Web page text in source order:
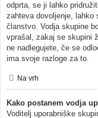
odprta, se ji lahko
zahteva dovoljenje, lahko
članstvo. Vodja skupine
vprašal, zakaj se skupini
ne nadlegujete, če se
ima svoje razloge za to.
Na vrh
Kako postanem vodja
Voditelj uporabniške